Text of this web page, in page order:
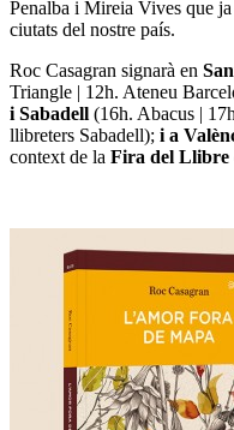
Penalba i Mireia Vives que
ciutats del nostre país.
Roc Casagran signarà en
Triangle | 12h. Ateneu
i Sabadell (16h. Abacus |
llibreters Sabadell); i a
context de la Fira del Llibre